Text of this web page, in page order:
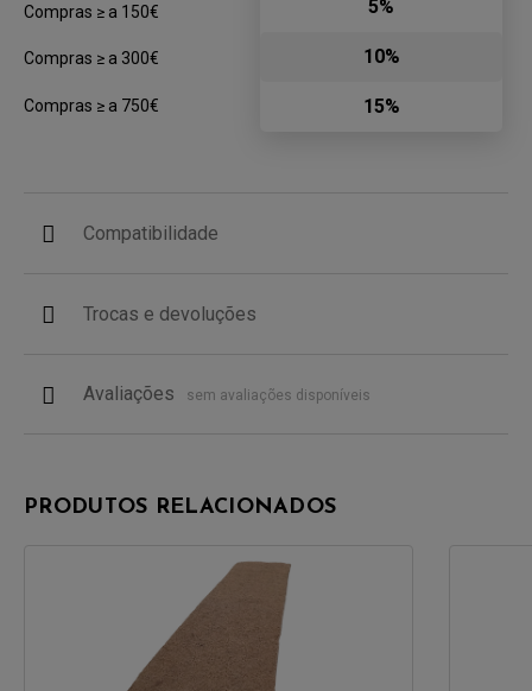
Compras ≥ a 150€
Compras ≥ a 300€
Compras ≥ a 750€
5%
10%
15%
Compatibilidade
Trocas e devoluções
Avaliações sem avaliações disponíveis
PRODUTOS RELACIONADOS